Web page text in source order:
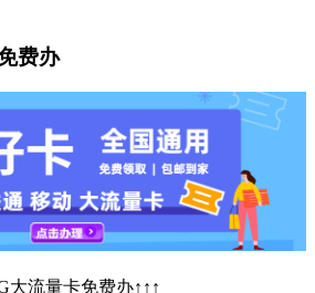
费办
大流量卡免费办↑↑↑